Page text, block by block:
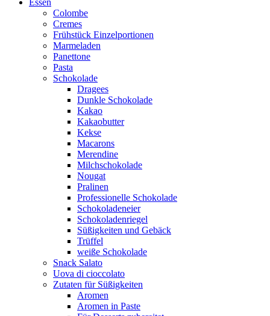
Essen
Colombe
Cremes
Frühstück Einzelportionen
Marmeladen
Panettone
Pasta
Schokolade
Dragees
Dunkle Schokolade
Kakao
Kakaobutter
Kekse
Macarons
Merendine
Milchschokolade
Nougat
Pralinen
Professionelle Schokolade
Schokoladeneier
Schokoladenriegel
Süßigkeiten und Gebäck
Trüffel
weiße Schokolade
Snack Salato
Uova di cioccolato
Zutaten für Süßigkeiten
Aromen
Aromen in Paste